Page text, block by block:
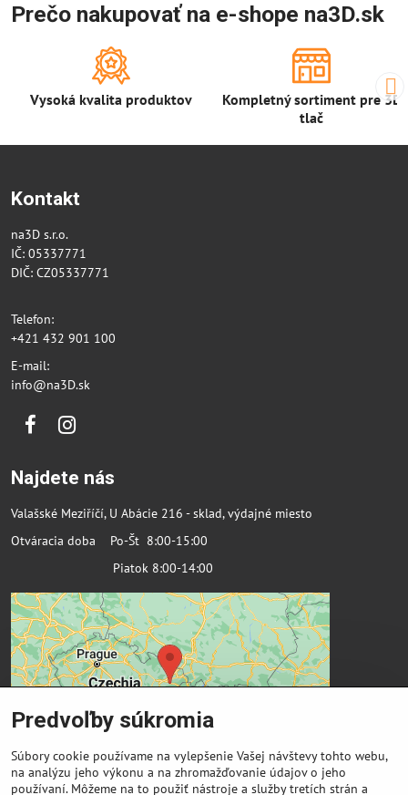
Prečo nakupovať na e-shope na3D.sk
Vysoká kvalita produktov
Kompletný sortiment pre 3D
tlač
Kontakt
na3D s.r.o.
IČ: 05337771
DIČ: CZ05337771
Telefon:
+421 432 901 100
E-mail:
info@na3D.sk
FacebookInstagram
Najdete nás
Valašské Meziříčí, U Abácie 216 - sklad, výdajné miesto
Otváracia doba Po-Št 8:00-15:00
Piatok 8:00-14:00
Predvoľby súkromia
Súbory cookie používame na vylepšenie Vašej návštevy tohto webu,
na analýzu jeho výkonu a na zhromažďovanie údajov o jeho
používaní. Môžeme na to použiť nástroje a služby tretích strán a